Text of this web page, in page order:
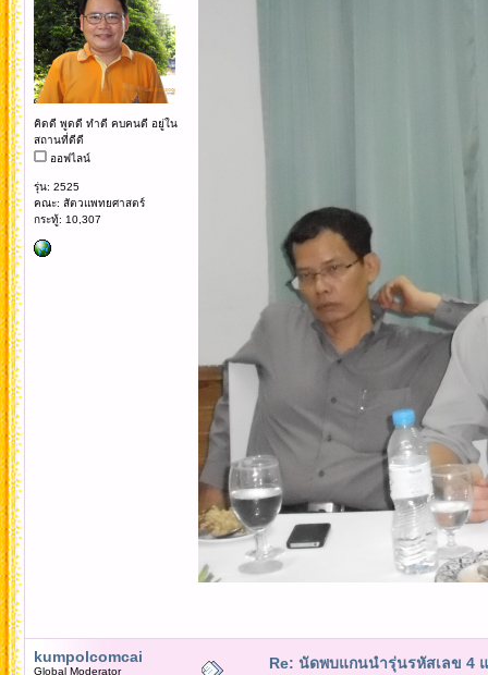
คิดดี พูดดี ทำดี คบคนดี อยู่ใน
สถานที่ดีดี
ออฟไลน์
รุ่น: 2525
คณะ: สัตวแพทยศาสตร์
กระทู้: 10,307
kumpolcomcai
Global Moderator Re: นัดพบแกนนำรุ่นรหัสเลข 4